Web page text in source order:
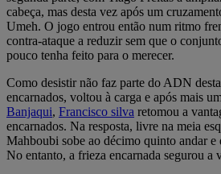
cabeça, mas desta vez após um
Umeh. O jogo entrou então num ritmo
contra-ataque a reduzir sem que o
pouco tenha feito para o merecer.
Como desistir não faz parte do ADN
encarnados, voltou à carga e após mais
Banjaqui, Francisco silva retomou a
encarnados. Na resposta, livre na meia
Mahboubi sobe ao décimo quinto andar e
No entanto, a frieza encarnada segurou a